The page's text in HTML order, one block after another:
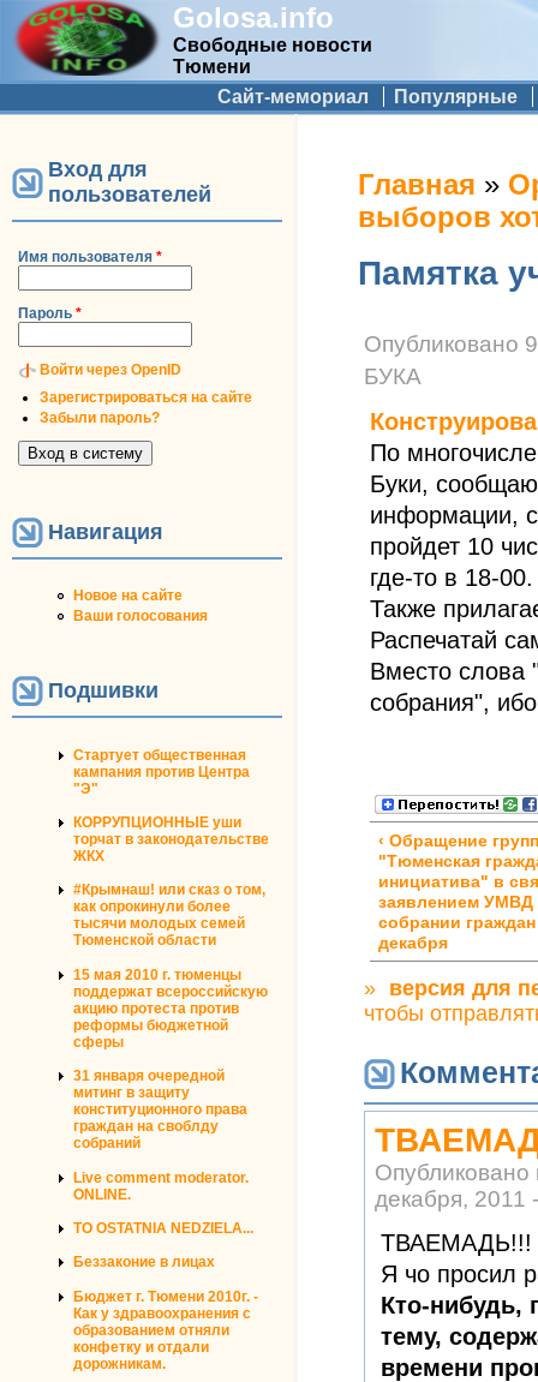
Golosa.info
Свободные новости
Тюмени
Дополнительное меню
Сайт-мемориал Популярные
Вход для
пользователей
Имя пользователя *
Пароль *
Войти через OpenID
Зарегистрироваться на сайте
Забыли пароль?
Навигация
Новое на сайте
Ваши голосования
Подшивки
Стартует общественная
кампания против Центра
"Э"
КОРРУПЦИОННЫЕ уши
торчат в законодательстве
ЖКХ
#Крымнаш! или сказ о том,
как опрокинули более
тысячи молодых семей
Тюменской области
15 мая 2010 г. тюменцы
поддержат всероссийскую
акцию протеста против
реформы бюджетной
сферы
31 января очередной
митинг в защиту
конституционного права
граждан на своблду
собраний
Live comment moderator.
ONLINE.
TO OSTATNIA NEDZIELA...
Беззаконие в лицах
Бюджет г. Тюмени 2010г. -
Как у здравоохранения с
образованием отняли
конфетку и отдали
дорожникам.
Вы здесь
Главная »
выборов
Памятка
Опубликовано
БУКА
По
Буки,
информации,
пройдет 10
где-то в 18-
Также
Распечатай
Вместо слова
собрания",
‹ Обращение
"Тюменская
инициатива" в
заявлением
собрании граждан
декабря
» версия для
чтобы
декабря, 2011
ТВАЕМАДЬ!!!
Я чо просил
Кто-нибудь,
тему,
времени